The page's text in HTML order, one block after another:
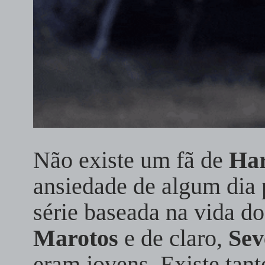
Não existe um fã de
ansiedade de algum
série baseada na vida
Marotos e de claro,